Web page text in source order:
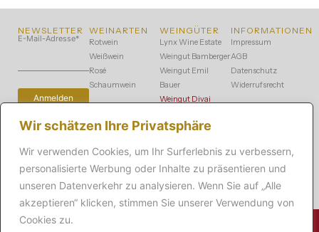
Wir schätzen Ihre Privatsphäre
Wir verwenden Cookies, um Ihr Surferlebnis zu verbessern,
personalisierte Werbung oder Inhalte zu präsentieren und
unseren Datenverkehr zu analysieren. Wenn Sie auf „Alle
akzeptieren“ klicken, stimmen Sie unserer Verwendung von
Cookies zu.
NEWSLETTER
E-Mail-Adresse*
WEINARTEN
Rotwein
Weißwein
Rosé
Schaumwein
WEINGÜTER
Lynx Wine Estate
Weingut Bamberger
Weingut Emil
Bauer
Weingut Divai
Weingut Knab
Weingut Philipp
Kuhn
Winzerhof Stahl
INFORMATIONEN
Impressum
AGB
Datenschutz
Widerrufsrecht